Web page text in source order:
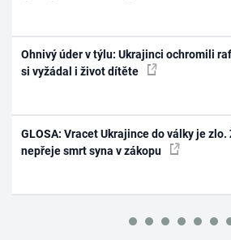
Ohnivý úder v týlu: Ukrajinci ochromili
si vyžádal i život dítěte
GLOSA: Vracet Ukrajince do války je zlo.
nepřeje smrt syna v zákopu